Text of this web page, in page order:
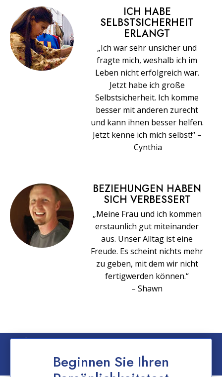
Beginnen Sie Ihren
ICH HABE
SELBSTSICHERHEIT
ERLANGT
„Ich war sehr unsicher und
fragte mich, weshalb ich im
Leben nicht erfolgreich war.
Jetzt habe ich große
Selbstsicherheit. Ich komme
besser mit anderen zurecht
und kann ihnen besser helfen.
Jetzt kenne ich mich selbst!“ –
Cynthia
BEZIEHUNGEN HABEN
SICH VERBESSERT
„Meine Frau und ich kommen
erstaunlich gut miteinander
aus. Unser Alltag ist eine
Freude. Es scheint nichts mehr
zu geben, mit dem wir nicht
fertigwerden können.“
– Shawn
Erklärung